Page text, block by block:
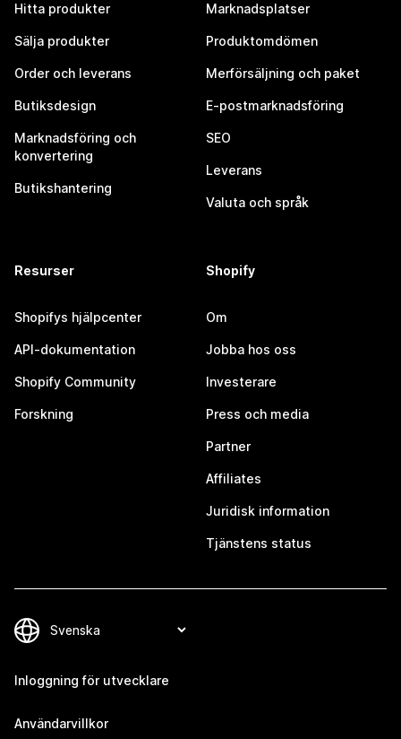
Hitta produkter
Sälja produkter
Order och leverans
Butiksdesign
Marknadsföring och
konvertering
Butikshantering
Marknadsplatser
Produktomdömen
Merförsäljning och paket
E-postmarknadsföring
SEO
Leverans
Valuta och språk
Resurser
Shopifys hjälpcenter
API-dokumentation
Shopify Community
Forskning
Shopify
Om
Jobba hos oss
Investerare
Press och media
Partner
Affiliates
Juridisk information
Tjänstens status
Inloggning för utvecklare
Användarvillkor